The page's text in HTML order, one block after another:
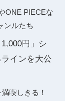
ONE PIECEな
ンルたち
円」シ
インを大公
喫しきる！